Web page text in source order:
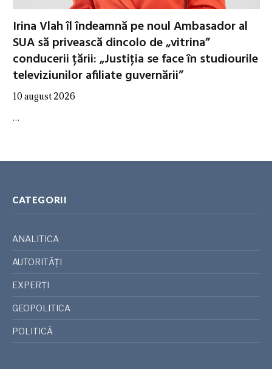
Irina Vlah îl îndeamnă pe noul Ambasador al
SUA să privească dincolo de „vitrina”
conducerii țării: „Justiţia se face în studiourile
televiziunilor afiliate guvernării”
10 august 2026
…
CATEGORII
ANALITICA
AUTORITĂȚI
EXPERȚI
GEOPOLITICA
POLITICĂ